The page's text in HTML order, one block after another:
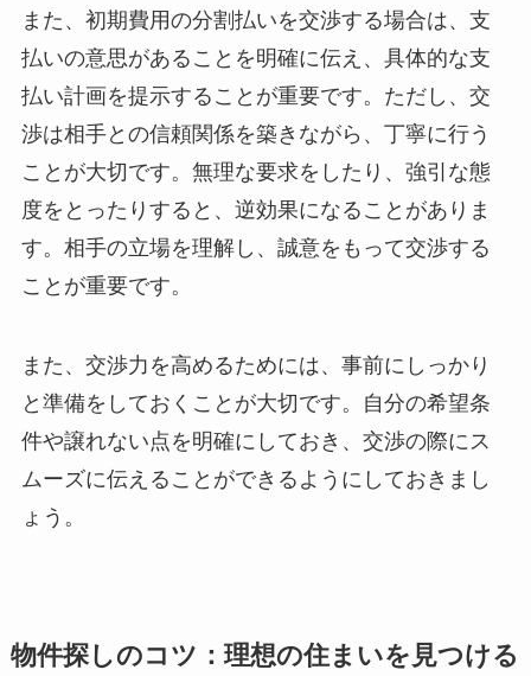
また、初期費用の分割払いを交渉する場合は、支
払いの意思があることを明確に伝え、具体的な支
払い計画を提示することが重要です。ただし、交
渉は相手との信頼関係を築きながら、丁寧に行う
ことが大切です。無理な要求をしたり、強引な態
度をとったりすると、逆効果になることがありま
す。相手の立場を理解し、誠意をもって交渉する
ことが重要です。
また、交渉力を高めるためには、事前にしっかり
と準備をしておくことが大切です。自分の希望条
件や譲れない点を明確にしておき、交渉の際にス
ムーズに伝えることができるようにしておきまし
ょう。
物件探しのコツ：理想の住まいを見つける